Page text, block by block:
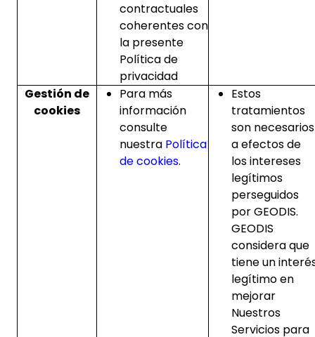
contractuales
coherentes con
la presente
Política de
privacidad
Gestión de
cookies
Para más
información
consulte
nuestra Política
de cookies.
Estos
tratamientos
son necesarios
a efectos de
los intereses
legítimos
perseguidos
por GEODIS.
GEODIS
considera que
tiene un
legítimo en
mejorar
Nuestros
Servicios para